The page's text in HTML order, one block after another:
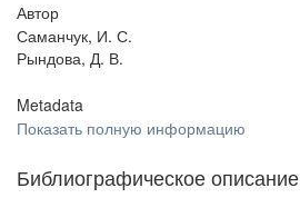
Автор
Саманчук, И. С.
Рындова, Д. В.
Metadata
Показать полную информацию
Библиографическое описание